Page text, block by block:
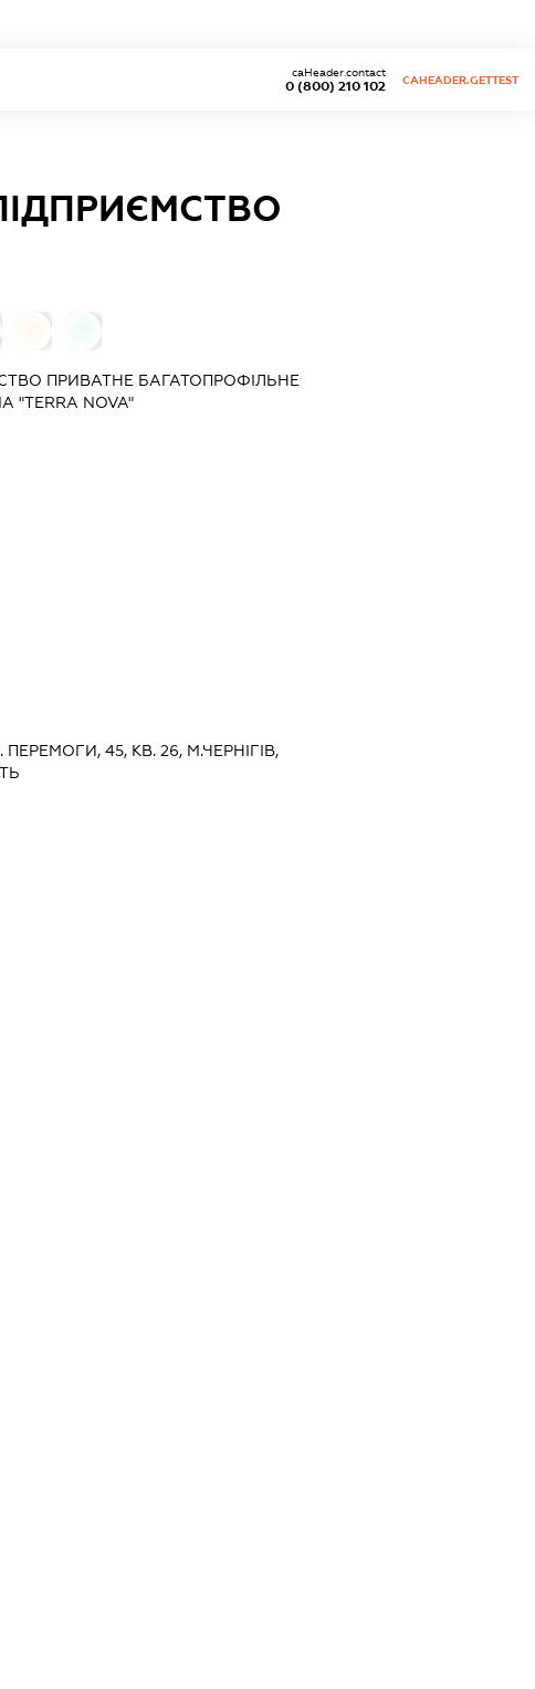
0 (800) 210 102
caHeader.contact
CAHEADER.GETTEST
ПРИВАТНЕ БАГАТОПРОФІЛЬНЕ
NOVA"
ПЕРЕМОГИ, 45, КВ. 26, М.ЧЕРНІГІВ,